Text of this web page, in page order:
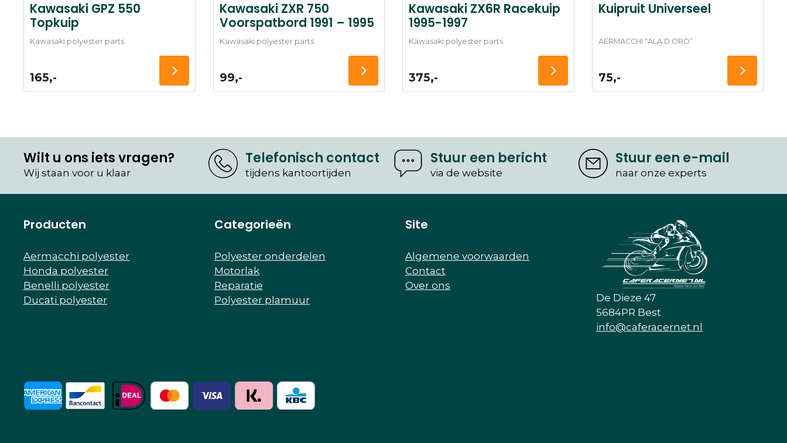
Kawasaki GPZ 550
Topkuip
Kawasaki polyester parts
165,-
Kawasaki ZXR 750
Voorspatbord 1991 – 1995
Kawasaki polyester parts
99,-
Kawasaki ZX6R Racekuip
1995-1997
Kawasaki polyester parts
375,-
Kuipruit Universeel
AERMACCHI “ALA D ORO”
75,-
Wilt u ons iets vragen?
Wij staan voor u klaar
Telefonisch contact
tijdens kantoortijden
Stuur een bericht
via de website
Stuur een e-mail
naar onze experts
Producten
Aermacchi polyester
Honda polyester
Benelli polyester
Ducati polyester
Categorieën
Polyester onderdelen
Motorlak
Reparatie
Polyester plamuur
Site
Algemene voorwaarden
Contact
Over ons
De Dieze 47
5684PR Best
info@caferacernet.nl